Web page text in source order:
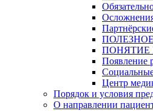
ПОНЯТИЕ
Появление
Центр
Порядок и условия
О направлении